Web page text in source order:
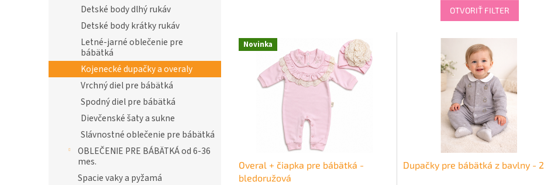
Detské body dlhý rukáv
Detské body krátky rukáv
Letné-jarné oblečenie pre
bábätká
Kojenecké dupačky a overaly
Vrchný diel pre bábätká
Spodný diel pre bábätká
Dievčenské šaty a sukne
Slávnostné oblečenie pre bábätká
OBLEČENIE PRE BÁBÄTKÁ od 6-36
mes.
Spacie vaky a pyžamá
OTVORIŤ FILTER
V Novinka
Overal + čiapka pre bábätká -
bledoružová
Dupačky pre bábätká z bavlny - 2